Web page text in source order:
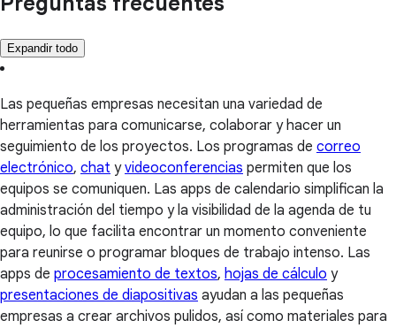
Expandir todo
Las pequeñas empresas necesitan una variedad de
herramientas para comunicarse, colaborar y hacer un
seguimiento de los proyectos. Los programas de correo
electrónico, chat yvideoconferencias permiten que los
equipos se comuniquen. Las apps de calendario simplifican la
administración del tiempo y la visibilidad de la agenda de tu
equipo, lo que facilita encontrar un momento conveniente
para reunirse o programar bloques de trabajo intenso. Las
apps de procesamiento de textos, hojas de cálculo y
presentaciones de diapositivas ayudan a las pequeñas
empresas a crear archivos pulidos, así como materiales para